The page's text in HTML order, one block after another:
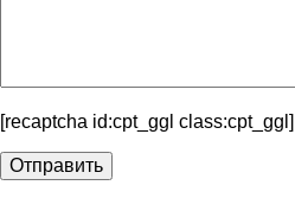
[recaptcha id:cpt_ggl class:cpt_ggl]